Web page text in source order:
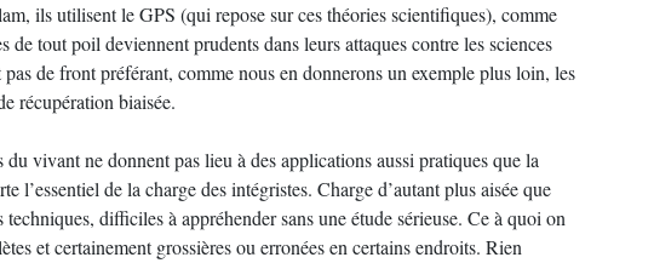
ils utilisent le GPS (qui repose sur ces théories scientifiques), comme
de tout poil deviennent prudents dans leurs attaques contre les sciences
de front préférant, comme nous en donnerons un exemple plus loin, les
récupération biaisée.
vivant ne donnent pas lieu à des applications aussi pratiques que la
l’essentiel de la charge des intégristes. Charge d’autant plus aisée que
difficiles à appréhender sans une étude sérieuse. Ce à quoi on
et certainement grossières ou erronées en certains endroits. Rien